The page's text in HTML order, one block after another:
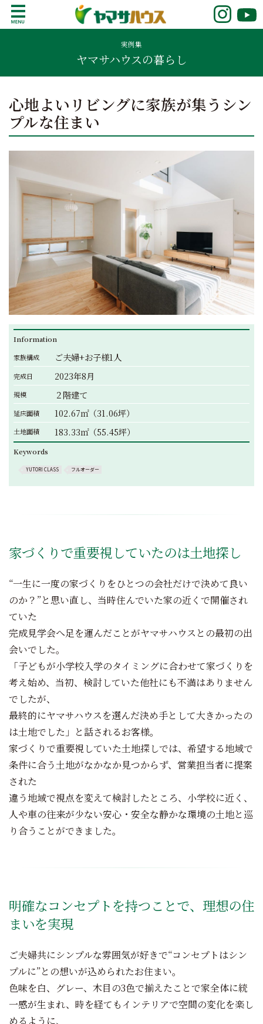
o
鹿児島で注文住宅ならヤマサハウス
新築の注文住宅や建売モデルハウスをお探し
の方はこちら。鹿児島県内で11年連続ナンバ
ーワンの実績を誇る、絆の家でおなじみの
ヤマサハウス。展示場情報や家づくりのこだ
実例集
ヤマサハウスの暮らし
心地よいリビングに家族が集うシン
プルな住まい
Information
家族構成
ご夫婦+お子様1人
完成日 2023年8月
規模 ２階建て
延床面積 102.67㎡（31.06坪）
土地面積 183.33㎡（55.45坪）
Keywords
YUTORI CLASS フルオーダー
家づくりで重要視していたのは土地探し
“一生に一度の家づくりをひとつの会社だけで決めて良い
のか？”と思い直し、当時住んでいた家の近くで開催され
ていた
完成見学会へ足を運んだことがヤマサハウスとの最初の出
会いでした。
「子どもが小学校入学のタイミングに合わせて家づくりを
考え始め、当初、検討していた他社にも不満はありません
でしたが、
最終的にヤマサハウスを選んだ決め手として大きかったの
は土地でした」と話されるお客様。
家づくりで重要視していた土地探しでは、希望する地域で
条件に合う土地がなかなか見つからず、営業担当者に提案
された
違う地域で視点を変えて検討したところ、小学校に近く、
人や車の往来が少ない安心・安全な静かな環境の土地と巡
り合うことができました。
明確なコンセプトを持つことで、理想の住
まいを実現
ご夫婦共にシンプルな雰囲気が好きで“コンセプトはシン
プルに”との想いが込められたお住まい。
色味を白、グレー、木目の3色で揃えたことで家全体に統
一感が生まれ、時を経てもインテリアで空間の変化を楽し
めるように、